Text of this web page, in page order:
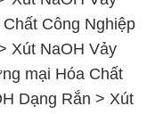
) Hóa Chất Công
Rắn > Xút NaOH